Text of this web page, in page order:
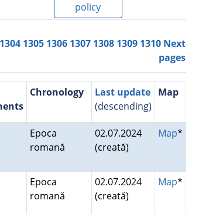
policy
1304 1305 1306 1307 1308 1309 1310 Next
pages
Chronology
Last update
(descending)
Map
Epoca
romană
02.07.2024
(creată)
Map*
Epoca
romană
02.07.2024
(creată)
Map*